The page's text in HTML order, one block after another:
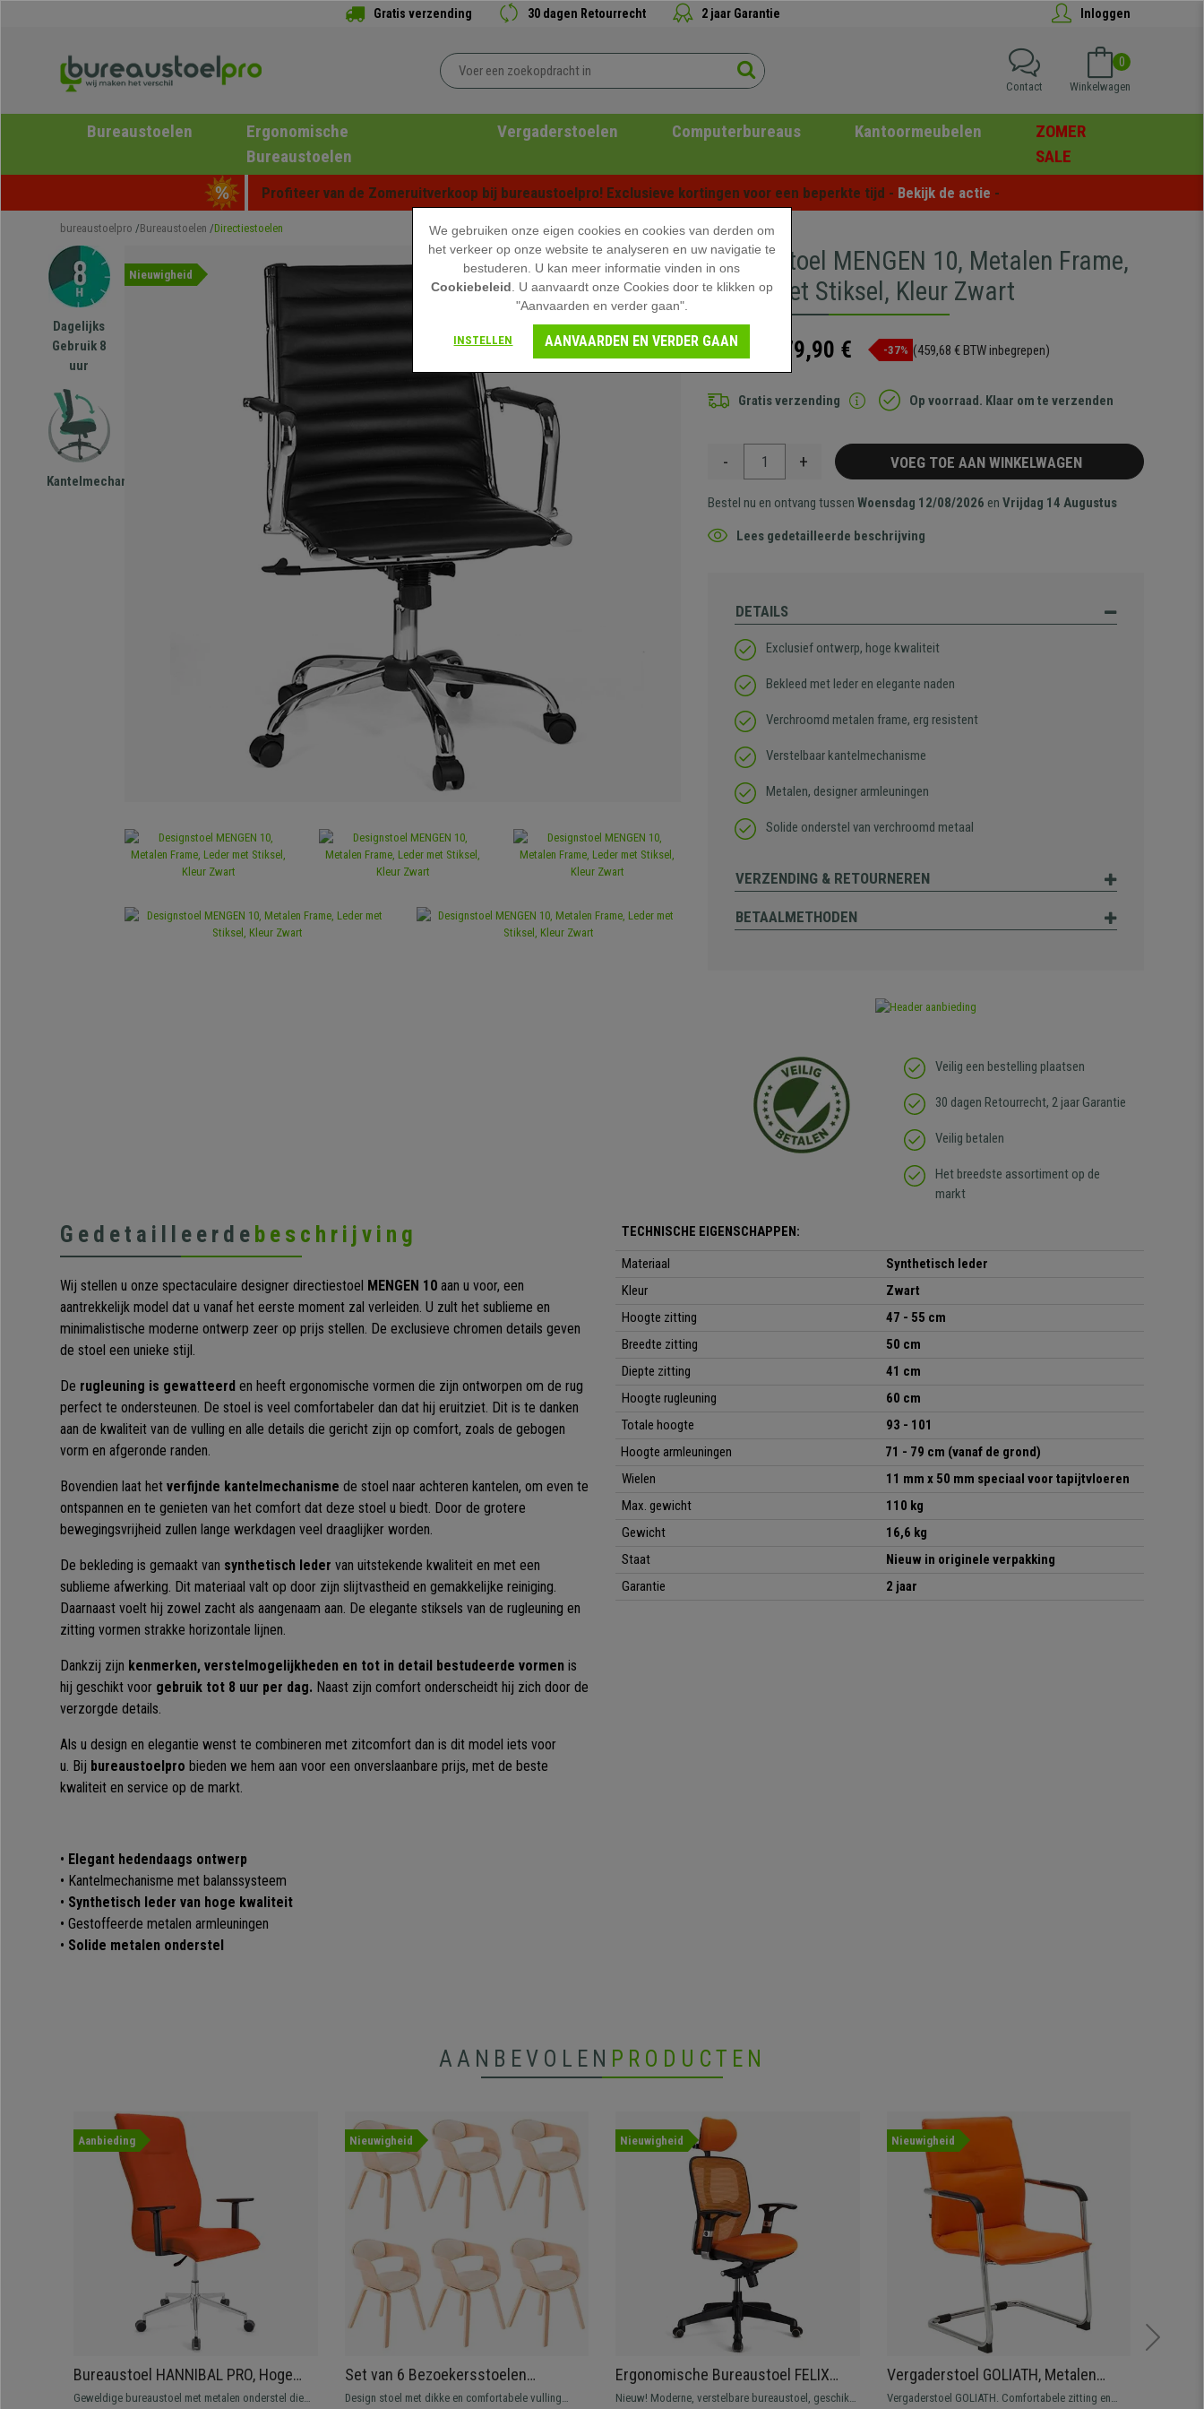
Gratis verzending 30 dagen Retourrecht 2 jaar Garantie Inloggen
0
Winkelwagen
Contact
Bureaustoelen
Ergonomische
Bureaustoelen
Vergaderstoelen Computerbureaus Kantoormeubelen
ZOMER
SALE
Profiteer van de Zomeruitverkoop bij bureaustoelpro! Exclusieve kortingen voor een beperkte tijd - Bekijk de actie -
bureaustoelpro Bureaustoelen Directiestoelen
Dagelijks
Gebruik 8
uur
Kantelmechanisme
Nieuwigheid
Designstoel MENGEN 10, Metalen Frame,
Leder met Stiksel, Kleur Zwart
599,90 € 379,90 € -37% (459,68 € BTW inbegrepen)
Gratis verzending Op voorraad. Klaar om te verzenden
- + VOEG TOE AAN WINKELWAGEN
Bestel nu en ontvang tussenWoensdag 12/08/2026 enVrijdag 14 Augustus
Lees gedetailleerde beschrijving
DETAILS
Exclusief ontwerp, hoge kwaliteit
Bekleed met leder en elegante naden
Verchroomd metalen frame, erg resistent
Verstelbaar kantelmechanisme
Metalen, designer armleuningen
Solide onderstel van verchroomd metaal
VERZENDING & RETOURNEREN
BETAALMETHODEN
Veilig een bestelling plaatsen
30 dagen Retourrecht, 2 jaar Garantie
Veilig betalen
Het breedste assortiment op de
markt
Gedetailleerde beschrijving
Wij stellen u onze spectaculaire designer directiestoel MENGEN 10 aan u voor, een
aantrekkelijk model dat u vanaf het eerste moment zal verleiden. U zult het sublieme en
minimalistische moderne ontwerp zeer op prijs stellen. De exclusieve chromen details geven
de stoel een unieke stijl.
De rugleuning is gewatteerd en heeft ergonomische vormen die zijn ontworpen om de rug
perfect te ondersteunen. De stoel is veel comfortabeler dan dat hij eruitziet. Dit is te danken
aan de kwaliteit van de vulling en alle details die gericht zijn op comfort, zoals de gebogen
vorm en afgeronde randen.
Bovendien laat het verfijnde kantelmechanisme de stoel naar achteren kantelen, om even te
ontspannen en te genieten van het comfort dat deze stoel u biedt. Door de grotere
bewegingsvrijheid zullen lange werkdagen veel draaglijker worden.
De bekleding is gemaakt van synthetisch leder van uitstekende kwaliteit en met een
sublieme afwerking. Dit materiaal valt op door zijn slijtvastheid en gemakkelijke reiniging.
Daarnaast voelt hij zowel zacht als aangenaam aan. De elegante stiksels van de rugleuning en
zitting vormen strakke horizontale lijnen.
Dankzij zijn kenmerken, verstelmogelijkheden en tot in detail bestudeerde vormen is
hij geschikt voor gebruik tot 8 uur per dag. Naast zijn comfort onderscheidt hij zich door de
verzorgde details.
Als u design en elegantie wenst te combineren met zitcomfort dan is dit model iets voor
u. Bij bureaustoelpro bieden we hem aan voor een onverslaanbare prijs, met de beste
kwaliteit en service op de markt.
• Elegant hedendaags ontwerp
• Kantelmechanisme met balanssysteem
• Synthetisch leder van hoge kwaliteit
• Gestoffeerde metalen armleuningen
• Solide metalen onderstel
TECHNISCHE EIGENSCHAPPEN:
Materiaal
Synthetisch leder
Kleur
Zwart
Hoogte zitting
47 - 55 cm
Breedte zitting
50 cm
Diepte zitting
41 cm
Hoogte rugleuning
60 cm
Totale hoogte
93 - 101
Hoogte armleuningen
71 - 79 cm (vanaf de grond)
Wielen
11 mm x 50 mm speciaal voor tapijtvloeren
Max. gewicht
110 kg
Gewicht
16,6 kg
Staat
Nieuw in originele verpakking
Garantie
2 jaar
AANBEVOLEN PRODUCTEN
Aanbieding
Bureaustoel HANNIBAL PRO, Hoge
Rugleuning, Verstelbare
Geweldige bureaustoel met metalen onderstel die
Nieuwigheid
Set van 6 Bezoekersstoelen
BOLONIA, Natuurlijk Houten Frame, in
Design stoel met dikke en comfortabele vulling
Nieuwigheid
Ergonomische Bureaustoel FELIX
PRO, Verstelbare Lendensteun,
Nieuw! Moderne, verstelbare bureaustoel, geschikt
Nieuwigheid
Vergaderstoel GOLIATH, Metalen
Structuur, Dikke Vulling en elegant
Vergaderstoel GOLIATH. Comfortabele zitting en
We gebruiken onze eigen cookies en cookies van derden om
het verkeer op onze website te analyseren en uw navigatie te
bestuderen. U kan meer informatie vinden in ons
Cookiebeleid . U aanvaardt onze Cookies door te klikken op
"Aanvaarden en verder gaan".
INSTELLEN AANVAARDEN EN VERDER GAAN